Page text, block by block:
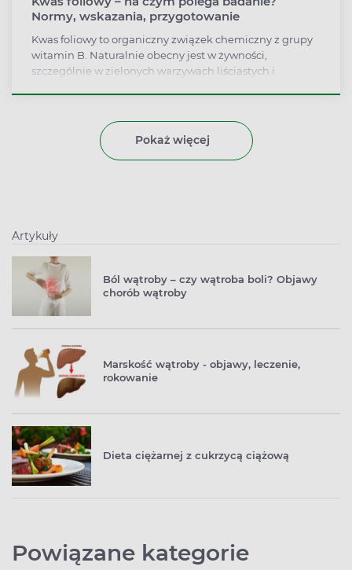
Normy, wskazania, przygotowanie
Kwas foliowy to organiczny związek chemiczny z grupy
witamin B. Naturalnie obecny jest w żywności,
szczególnie w zielonych warzywach liściastych i
prawidłowe funkcjonowanie układu sercowo-
naczyniowego, krwiotwórczego i nerwowego.
Pokaż więcej
Artykuły
Ból wątroby – czy wątroba boli? Objawy
chorób wątroby
Marskość wątroby - objawy, leczenie,
rokowanie
Dieta ciężarnej z cukrzycą ciążową
Powiązane kategorie